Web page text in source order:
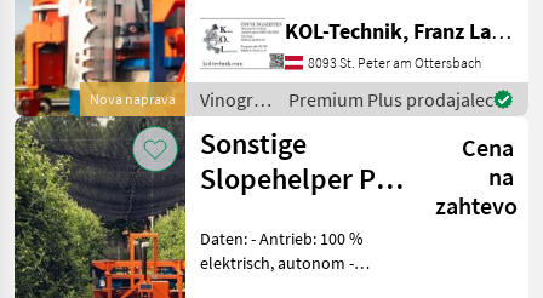
Nova naprava
(TeroAir-App) -
Datenmanagement:
Cloudbasierte Auswertung
und Speicherung -
Betriebsspannung: 4
KOL-Technik, Franz Lampl-Küssner
8093 St. Peter am Ottersbach
Vinogradništvo
/
Sonstige
Premium Plus prodajalec
Sonstige
Slopehelper PeK
Cena
na
zahtevo
Daten: - Antrieb: 100 %
elektrisch, autonom -